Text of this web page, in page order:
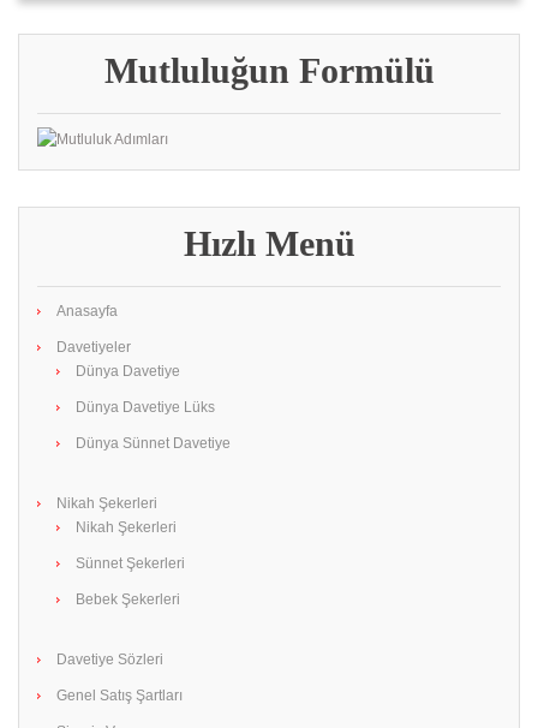
Mutluluğun Formülü
Hızlı Menü
Anasayfa
Davetiyeler
Dünya Davetiye
Dünya Davetiye Lüks
Dünya Sünnet Davetiye
Nikah Şekerleri
Nikah Şekerleri
Sünnet Şekerleri
Bebek Şekerleri
Davetiye Sözleri
Genel Satış Şartları